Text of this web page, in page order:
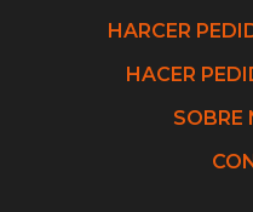
HARCER
HACER
SOBRE